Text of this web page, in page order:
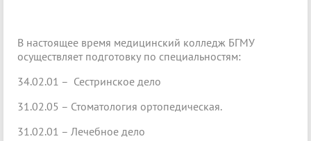
В настоящее время медицинский колледж БГМУ
осуществляет подготовку по специальностям:
34.02.01 – Сестринское дело
31.02.05 – Стоматология ортопедическая.
31.02.01 – Лечебное дело